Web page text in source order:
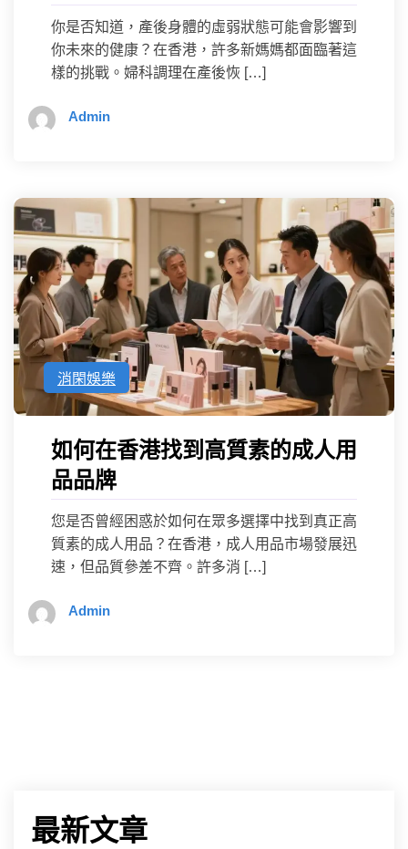
你是否知道，產後身體的虛弱狀態可能會影響到
你未來的健康？在香港，許多新媽媽都面臨著這
樣的挑戰。婦科調理在產後恢 […]
Admin
消閑娛樂
如何在香港找到高質素的成人用
品品牌
您是否曾經困惑於如何在眾多選擇中找到真正高
質素的成人用品？在香港，成人用品市場發展迅
速，但品質參差不齊。許多消 […]
Admin
最新文章